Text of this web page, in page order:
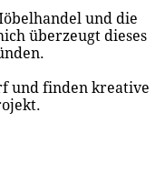
und die
überzeugt dieses
und finden kreative